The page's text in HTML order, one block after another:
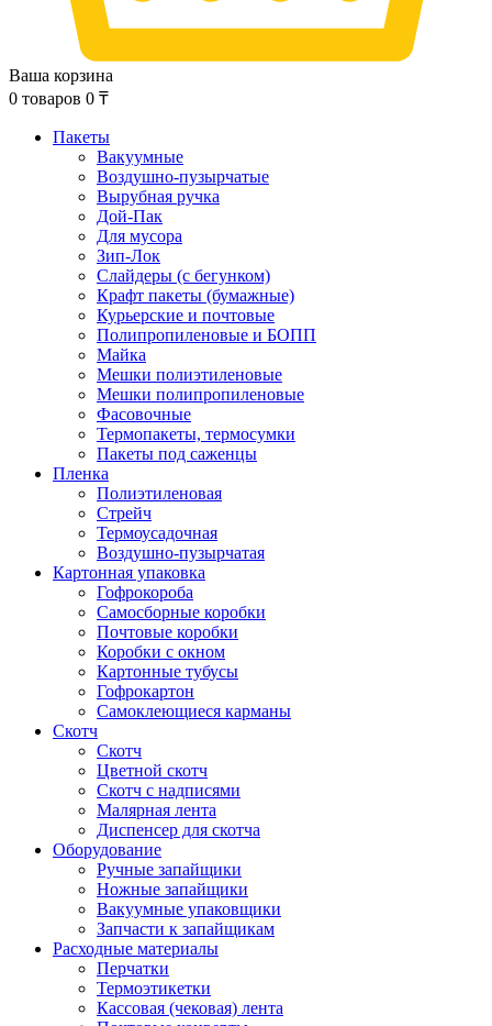
Ваша корзина
0 товаров 0 ₸
Пакеты
Вакуумные
Воздушно-пузырчатые
Вырубная ручка
Дой-Пак
Для мусора
Зип-Лок
Слайдеры (с бегунком)
Крафт пакеты (бумажные)
Курьерские и почтовые
Полипропиленовые и БОПП
Майка
Мешки полиэтиленовые
Мешки полипропиленовые
Фасовочные
Термопакеты, термосумки
Пакеты под саженцы
Пленка
Полиэтиленовая
Стрейч
Термоусадочная
Воздушно-пузырчатая
Картонная упаковка
Гофрокороба
Самосборные коробки
Почтовые коробки
Коробки с окном
Картонные тубусы
Гофрокартон
Самоклеющиеся карманы
Скотч
Скотч
Цветной скотч
Скотч с надписями
Малярная лента
Диспенсер для скотча
Оборудование
Ручные запайщики
Ножные запайщики
Вакуумные упаковщики
Запчасти к запайщикам
Расходные материалы
Перчатки
Термоэтикетки
Кассовая (чековая) лента